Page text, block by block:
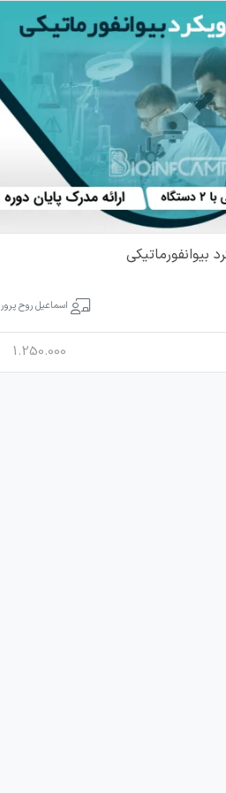
بیوانفورماتیکی
اسماعیل روح پرور
1.250.000